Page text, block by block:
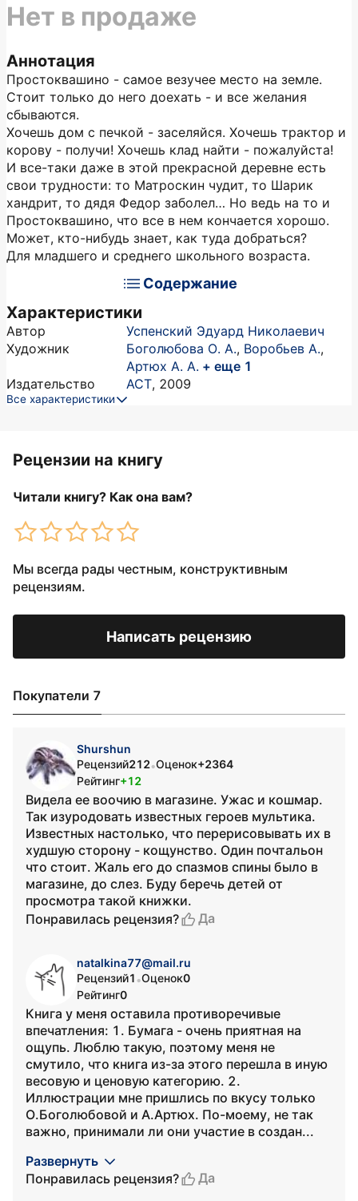
Аннотация
Простоквашино - самое везучее место на земле.
Стоит только до него доехать - и все желания
сбываются.
Хочешь дом с печкой - заселяйся. Хочешь трактор и
корову - получи! Хочешь клад найти - пожалуйста!
И все-таки даже в этой прекрасной деревне есть
свои трудности: то Матроскин чудит, то Шарик
хандрит, то дядя Федор заболел… Но ведь на то и
Простоквашино, что все в нем кончается хорошо.
Может, кто-нибудь знает, как туда добраться?
Для младшего и среднего школьного возраста.
Содержание
Характеристики
Автор
Успенский Эдуард Николаевич
Художник
Боголюбова О. А., Воробьев А.,
Артюх А. А. + еще 1
Издательство
АСТ, 2009
Все характеристики
Нет в продаже
Рецензии на книгу
Читали книгу? Как она вам?
Мы всегда рады честным, конструктивным
рецензиям.
Написать рецензию
Покупатели 7
Shurshun
Рецензий212•Оценок+2364
Рейтинг+12
Видела ее воочию в магазине. Ужас и кошмар.
Так изуродовать известных героев мультика.
Известных настолько, что перерисовывать их в
худшую сторону - кощунство. Один почтальон
что стоит. Жаль его до спазмов спины было в
магазине, до слез. Буду беречь детей от
просмотра такой книжки.
Понравилась рецензия?
Да
natalkina77@mail.ru
Рецензий1 •Оценок0
Рейтинг0
Книга у меня оставила противоречивые
впечатления: 1. Бумага - очень приятная на
ощупь. Люблю такую, поэтому меня не
смутило, что книга из-за этого перешла в иную
весовую и ценовую категорию. 2.
Иллюстрации мне пришлись по вкусу только
О.Боголюбовой и А.Артюх. По-моему, не так
важно, принимали ли они участие в создан...
Развернуть
Понравилась рецензия?
Да